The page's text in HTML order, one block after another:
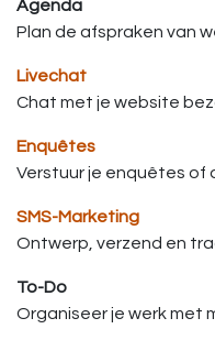
Agenda
Plan de afspraken van
Livechat
Chat met je website
Enquêtes
Verstuur je enquêtes of
SMS-Marketing
Ontwerp, verzend en
To-Do
Organiseer je werk met